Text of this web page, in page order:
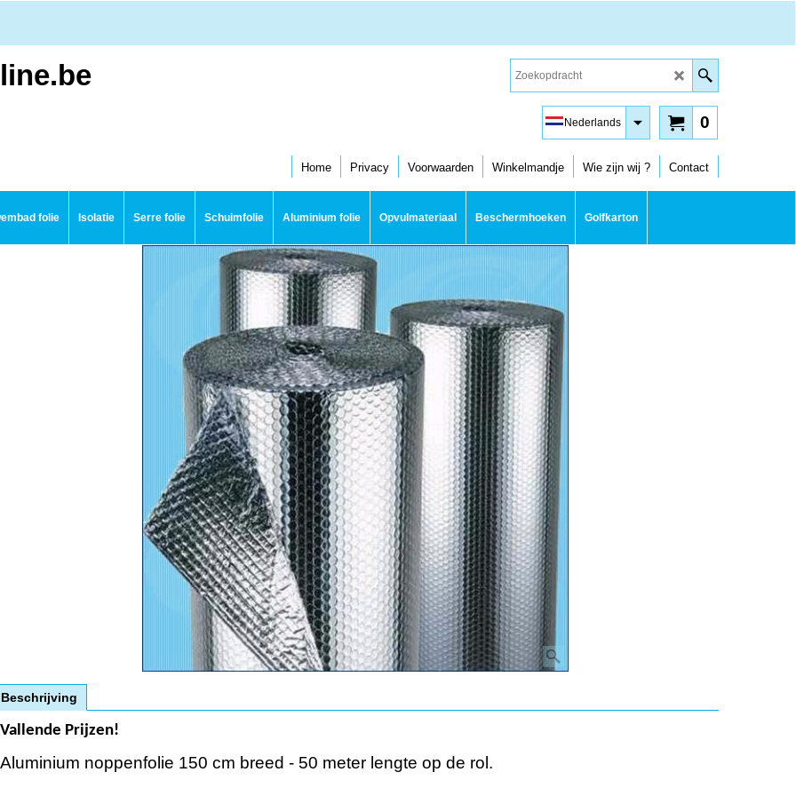
0
Nederlands
Home Privacy Voorwaarden Winkelmandje Wie zijn wij ? Contact
folie Isolatie Serre folie Schuimfolie Aluminium folie Opvulmateriaal Beschermhoeken Golfkarton
Beschrijving
Vallende Prijzen!
Aluminium noppenfolie 150 cm breed - 50 meter lengte op de rol.